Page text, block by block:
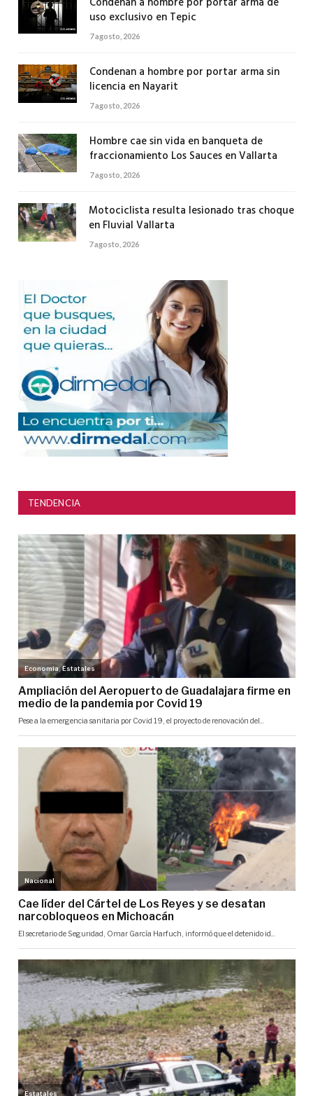
uso exclusivo en Tepic
7 agosto, 2026
Condenan a hombre por portar arma sin
licencia en Nayarit
7 agosto, 2026
Hombre cae sin vida en banqueta de
fraccionamiento Los Sauces en Vallarta
7 agosto, 2026
Motociclista resulta lesionado tras choque
en Fluvial Vallarta
7 agosto, 2026
TENDENCIA